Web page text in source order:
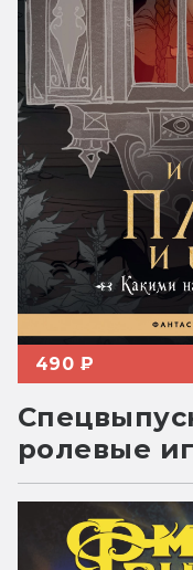
490 ₽
ролевые